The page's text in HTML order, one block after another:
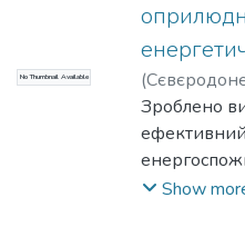
реалізацію
інтересів,
держави і
бізнесу.
No Thumbnail Available (
Даля,2017)
Зроблено
світового
Show